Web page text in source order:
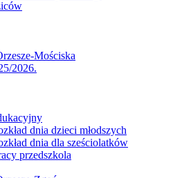
Mościska
2026.
dnia dzieci młodszych
dnia dla sześciolatków
przedszkola